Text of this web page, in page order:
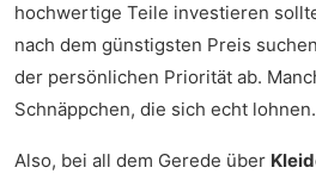
hochwertige Teile investieren
nach dem günstigsten Preis
der persönlichen Priorität ab.
Schnäppchen, die sich echt lohnen.
Also, bei all dem Gerede über